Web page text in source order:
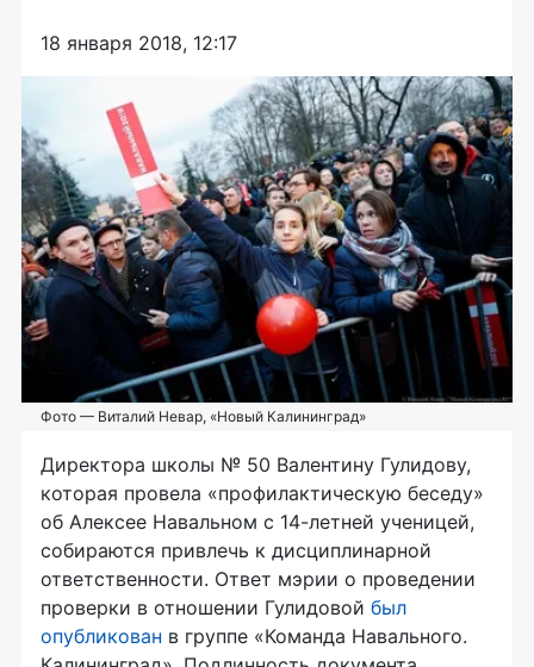
18 января 2018, 12:17
Фото — Виталий Невар, «Новый Калининград»
Директора школы № 50 Валентину Гулидову,
которая провела «профилактическую беседу»
об Алексее Навальном с 14-летней ученицей,
собираются привлечь к дисциплинарной
ответственности. Ответ мэрии о проведении
проверки в отношении Гулидовой был
опубликован в группе «Команда Навального.